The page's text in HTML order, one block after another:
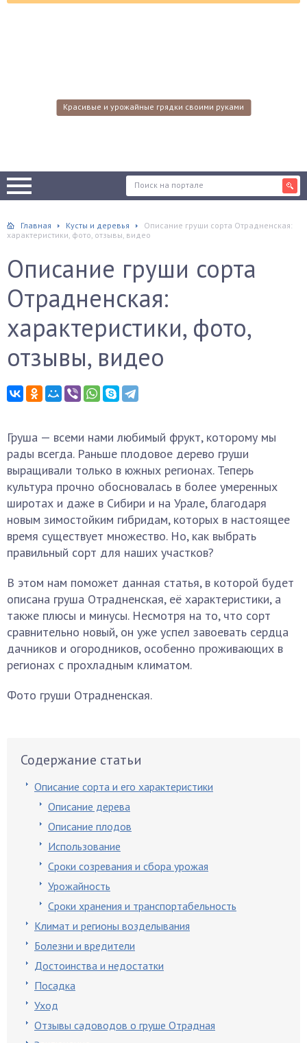
Красивые и урожайные грядки своими руками
Главная Кусты и деревья
Описание груши сорта Отрадненская:
характеристики, фото, отзывы, видео
Описание груши сорта
Отрадненская:
характеристики, фото,
отзывы, видео
Груша — всеми нами любимый фрукт, которому мы
рады всегда. Раньше плодовое дерево груши
выращивали только в южных регионах. Теперь
культура прочно обосновалась в более умеренных
широтах и даже в Сибири и на Урале, благодаря
новым зимостойким гибридам, которых в настоящее
время существует множество. Но, как выбрать
правильный сорт для наших участков?
В этом нам поможет данная статья, в которой будет
описана груша Отрадненская, её характеристики, а
также плюсы и минусы. Несмотря на то, что сорт
сравнительно новый, он уже успел завоевать сердца
дачников и огородников, особенно проживающих в
регионах с прохладным климатом.
Фото груши Отрадненская.
Содержание статьи
Описание сорта и его характеристики
Описание дерева
Описание плодов
Использование
Сроки созревания и сбора урожая
Урожайность
Сроки хранения и транспортабельность
Климат и регионы возделывания
Болезни и вредители
Достоинства и недостатки
Посадка
Уход
Отзывы садоводов о груше Отрадная